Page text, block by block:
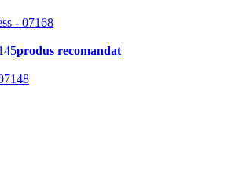
produs recomandat